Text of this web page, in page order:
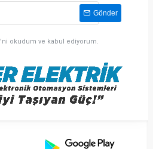
Gönder
'ni okudum ve kabul ediyorum.